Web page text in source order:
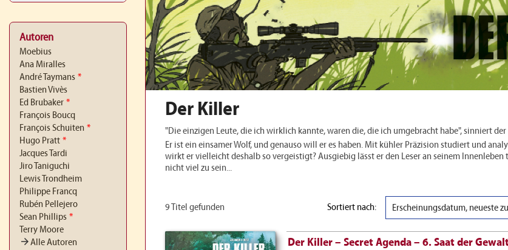
Autoren
Moebius
Ana Miralles
André Taymans *
Bastien Vivès
Ed Brubaker *
François Boucq
François Schuiten *
Hugo Pratt *
Jacques Tardi
Jiro Taniguchi
Lewis Trondheim
Philippe Francq
Rubén Pellejero
Sean Phillips *
Terry Moore
arrow_forwardAlle Autoren
Der Killer
"Die einzigen Leute, die ich wirklich kannte, waren die, die ich umgebracht habe", sinniert
Er ist ein einsamer Wolf, und genauso will er es haben. Mit kühler Präzision studiert und
wirkt er vielleicht deshalb so vergeistigt? Ausgiebig lässt er den Leser an seinem
nicht viel zu sein...
9 Titel gefunden Sortiert nach: Erscheinungsdatum, neueste
Der Killer – Secret Agenda – 6. Saat der